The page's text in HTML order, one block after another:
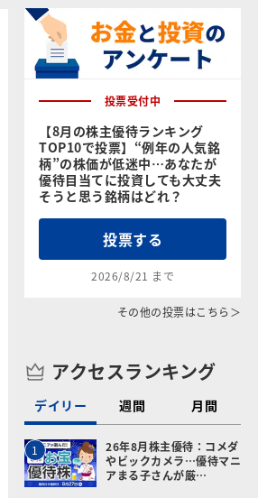
メールで送る
投票受付中
【8月の株主優待ランキング
TOP10で投票】“例年の人気銘
柄”の株価が低迷中…あなたが
優待目当てに投資しても大丈夫
そうと思う銘柄はどれ？
投票する
2026/8/21 まで
その他の投票はこちら＞
アクセスランキング
デイリー 週間 月間
1
26年8月株主優待：コメダ
やビックカメラ…優待マニ
アまる子さんが厳…